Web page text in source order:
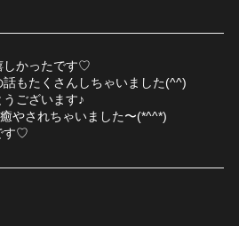
しかったです♡
もたくさんしちゃいました(^^)
ございます♪
やされちゃいました〜(*^^*)
す♡